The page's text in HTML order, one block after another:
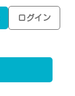
ログイン